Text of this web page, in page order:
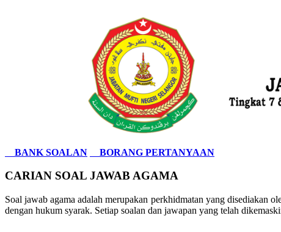
BANK SOALAN BORANG PERTANYAAN
CARIAN SOAL JAWAB AGAMA
Soal jawab agama adalah merupakan perkhidmatan yang disediakan
dengan hukum syarak. Setiap soalan dan jawapan yang telah